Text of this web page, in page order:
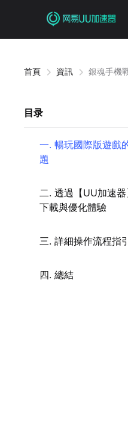
首頁 資訊 銀魂手機
目录
一. 暢玩國際版遊戲
題
二. 透過【UU加速
下載與優化體驗
三. 詳細操作流程指
四. 總結